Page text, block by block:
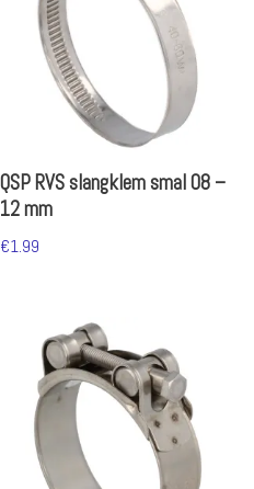
QSP RVS slangklem smal 08 –
12 mm
€1.99